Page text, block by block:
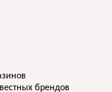
брендов